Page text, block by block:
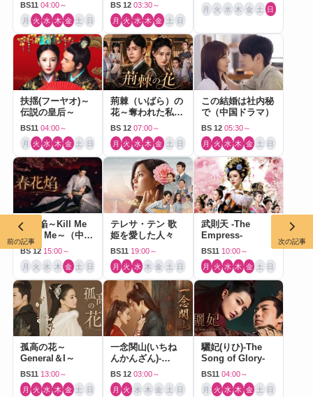
BS11 04:00～
月 火 水 木 金 土 日
BS 12 03:30～
月 火 水 木 金 土 日
月 火 水 木 金 土 日
扶揺(フーヤオ)～
伝説の皇后～
BS11 04:00～
月 火 水 木 金 土 日
荊棘（いばら）の
花～奪われた私～
（中国ドラマ）
BS 12 07:00～
月 火 水 木 金 土 日
この結婚は社内秘
で（中国ドラマ）
BS 12 05:30～
月 火 水 木 金 土 日
春花焔～Kill Me
Love Me～（中国
ドラマ）
BS 12 15:00～
月 火 水 木 金 土 日
テレサ・テン 歌
姫を愛した人々
BS11 19:00～
月 火 水 木 金 土 日
武則天 -The
Empress-
BS11 10:00～
月 火 水 木 金 土 日
孤高の花～
General＆I～
BS11 13:00～
月 火 水 木 金 土 日
一念関山(いちね
んかんざん)-
Journey to Love-
BS 12 03:00～
月 火 水 木 金 土 日
驪妃(りひ)-The
Song of Glory-
BS11 04:00～
月 火 水 木 金 土 日
前の記事 次の記事